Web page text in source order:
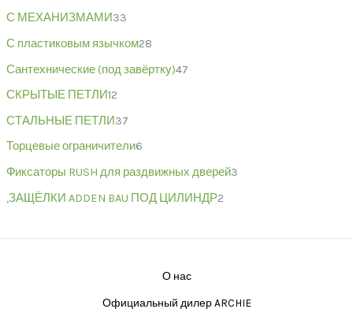
С МЕХАНИЗМАМИ33
С пластиковым язычком28
Сантехнические (под завёртку)47
СКРЫТЫЕ ПЕТЛИ12
СТАЛЬНЫЕ ПЕТЛИ37
Торцевые ограничители6
Фиксаторы RUSH для раздвижных дверей3
,ЗАЩЁЛКИ ADDEN BAU ПОД ЦИЛИНДР2
О нас
Официальный дилер ARCHIE